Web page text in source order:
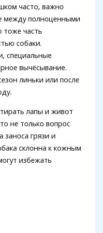
часто, важно
между полноценными
часть
собаки.
специальные
вычёсывание.
линьки или после
лапы и живот
не только вопрос
заноса грязи и
склонна к кожным
избежать